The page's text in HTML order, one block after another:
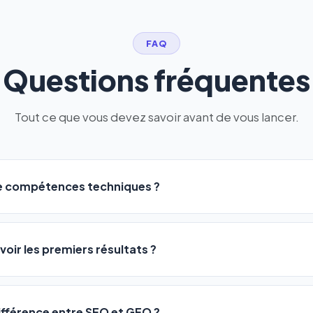
FAQ
Questions fréquentes
Tout ce que vous devez savoir avant de vous lancer.
compétences techniques ?
a été conçu pour être accessible àtous les profils:
ou agences. Pas de code, pas de configuration complexe —
votre activité, et le logiciel gère tout en automatique
les premiers résultats ?
observent une amélioration de leur positionnement en4